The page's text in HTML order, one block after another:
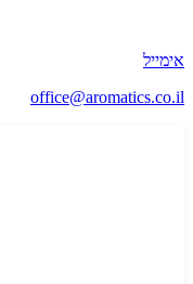
אימייל
office@aromatics.co.il